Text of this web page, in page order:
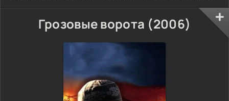
Грозовые ворота (2006)